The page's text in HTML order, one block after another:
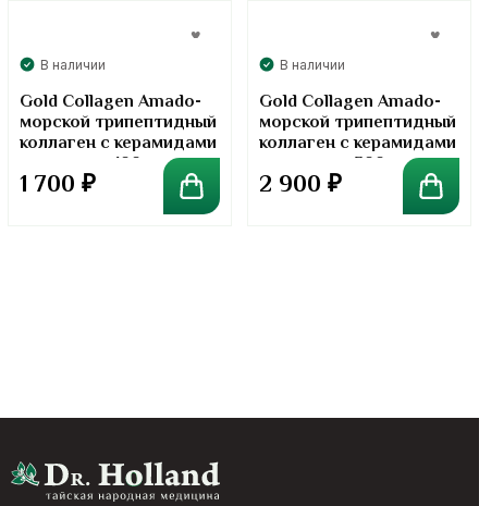
В наличии
Gold Collagen Amado-
морской трипептидный
коллаген с керамидами
в порошке. 100 грамм
1 700 ₽
В наличии
Gold Collagen Amado-
морской трипептидный
коллаген с керамидами
в порошке. 300 грамм
2 900 ₽